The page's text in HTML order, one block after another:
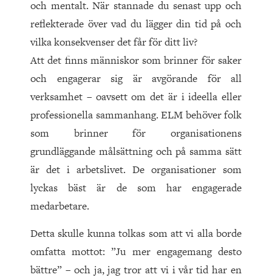
och mentalt. När stannade du senast upp och
reflekterade över vad du lägger din tid på och
vilka konsekvenser det får för ditt liv?
Att det finns människor som brinner för saker
och engagerar sig är avgörande för all
verksamhet – oavsett om det är i ideella eller
professionella sammanhang. ELM behöver folk
som brinner för organisationens
grundläggande målsättning och på samma sätt
är det i arbetslivet. De organisationer som
lyckas bäst är de som har engagerade
medarbetare.
Detta skulle kunna tolkas som att vi alla borde
omfatta mottot: ”Ju mer engagemang desto
bättre” – och ja, jag tror att vi i vår tid har en